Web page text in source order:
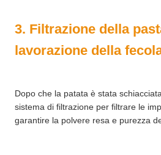
3. Filtrazione della
lavorazione della
Dopo che la patata è stata
sistema di filtrazione per filtrare le
garantire la polvere resa e purezza